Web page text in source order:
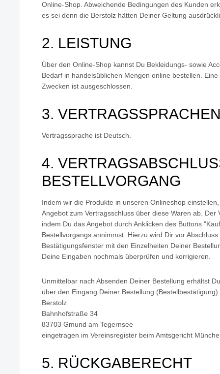
Online-Shop. Abweichende Bedingungen des Kunden
es sei denn die Berstolz hätten Deiner Geltung
2. LEISTUNG
Über den Online-Shop kannst Du Bekleidungs- sowie
Bedarf in handelsüblichen Mengen online bestellen.
Zwecken ist ausgeschlossen.
3.
Vertragssprache ist Deutsch.
4.
BESTELLVORGANG
Indem wir die Produkte in unseren Onlineshop
Angebot zum Vertragsschluss über diese Waren ab. Der
indem Du das Angebot durch Anklicken des Buttons
Bestellvorgangs annimmst. Hierzu wird Dir vor
Bestätigungsfenster mit den Einzelheiten Deiner
Deine Eingaben nochmals überprüfen und korrigieren.
Unmittelbar nach Absenden Deiner Bestellung erhältst
über den Eingang Deiner Bestellung
Berstolz
Bahnhofstraße 34
83703 Gmund am Tegernsee
eingetragen im Vereinsregister beim Amtsgericht
5. RÜCKGABERECHT